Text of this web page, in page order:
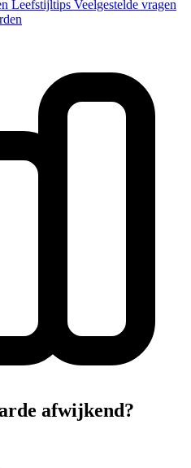
Leefstijltips Veelgestelde vragen
afwijkend?